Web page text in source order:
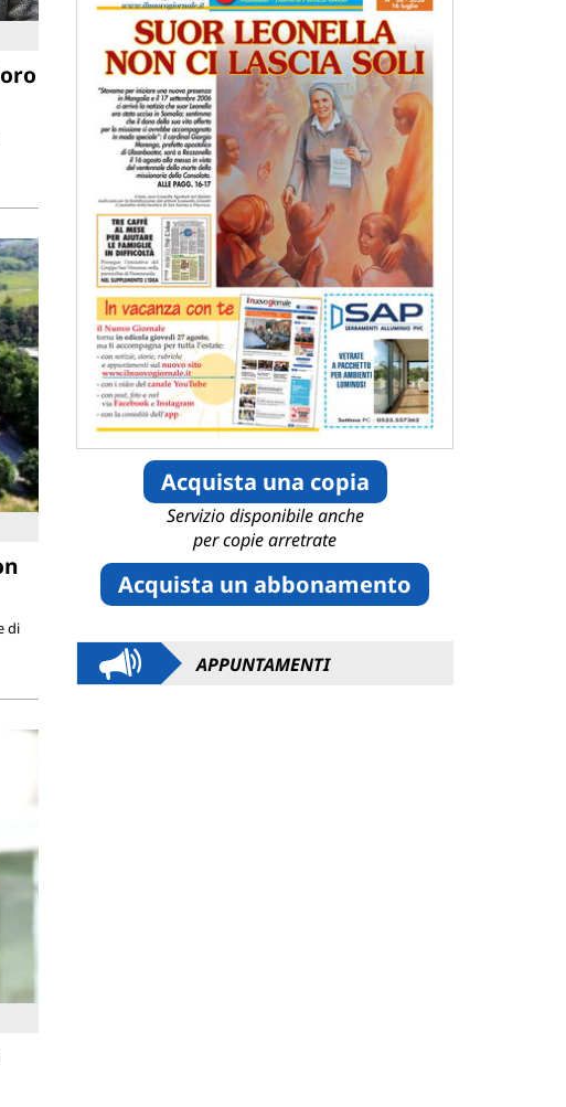
di
Acquista una copia
Servizio disponibile anche
per copie arretrate
Acquista un abbonamento
APPUNTAMENTI